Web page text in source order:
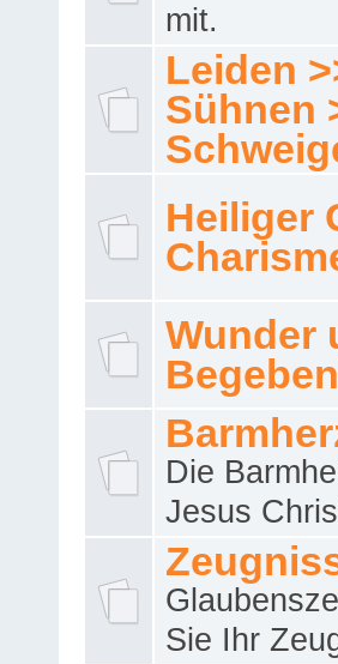
mit.
Leiden
Sühnen
Heiliger
Wunder
Die
Jesus
Sie Ihr